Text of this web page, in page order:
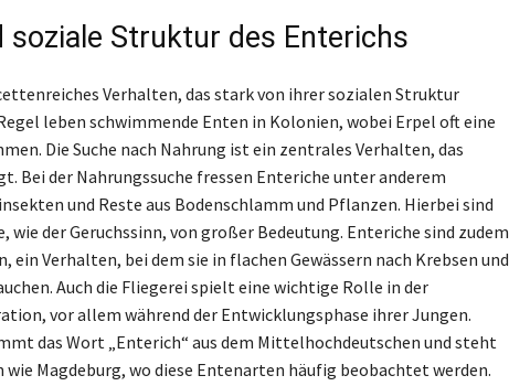
soziale Struktur des Enterichs
Verhalten, das stark von ihrer sozialen Struktur
leben schwimmende Enten in Kolonien, wobei Erpel oft eine
Die Suche nach Nahrung ist ein zentrales Verhalten, das
Bei der Nahrungssuche fressen Enteriche unter anderem
und Reste aus Bodenschlamm und Pflanzen. Hierbei sind
wie der Geruchssinn, von großer Bedeutung. Enteriche sind zudem
ein Verhalten, bei dem sie in flachen Gewässern nach Krebsen und
Auch die Fliegerei spielt eine wichtige Rolle in der
vor allem während der Entwicklungsphase ihrer Jungen.
das Wort „Enterich“ aus dem Mittelhochdeutschen und steht
Magdeburg, wo diese Entenarten häufig beobachtet werden.